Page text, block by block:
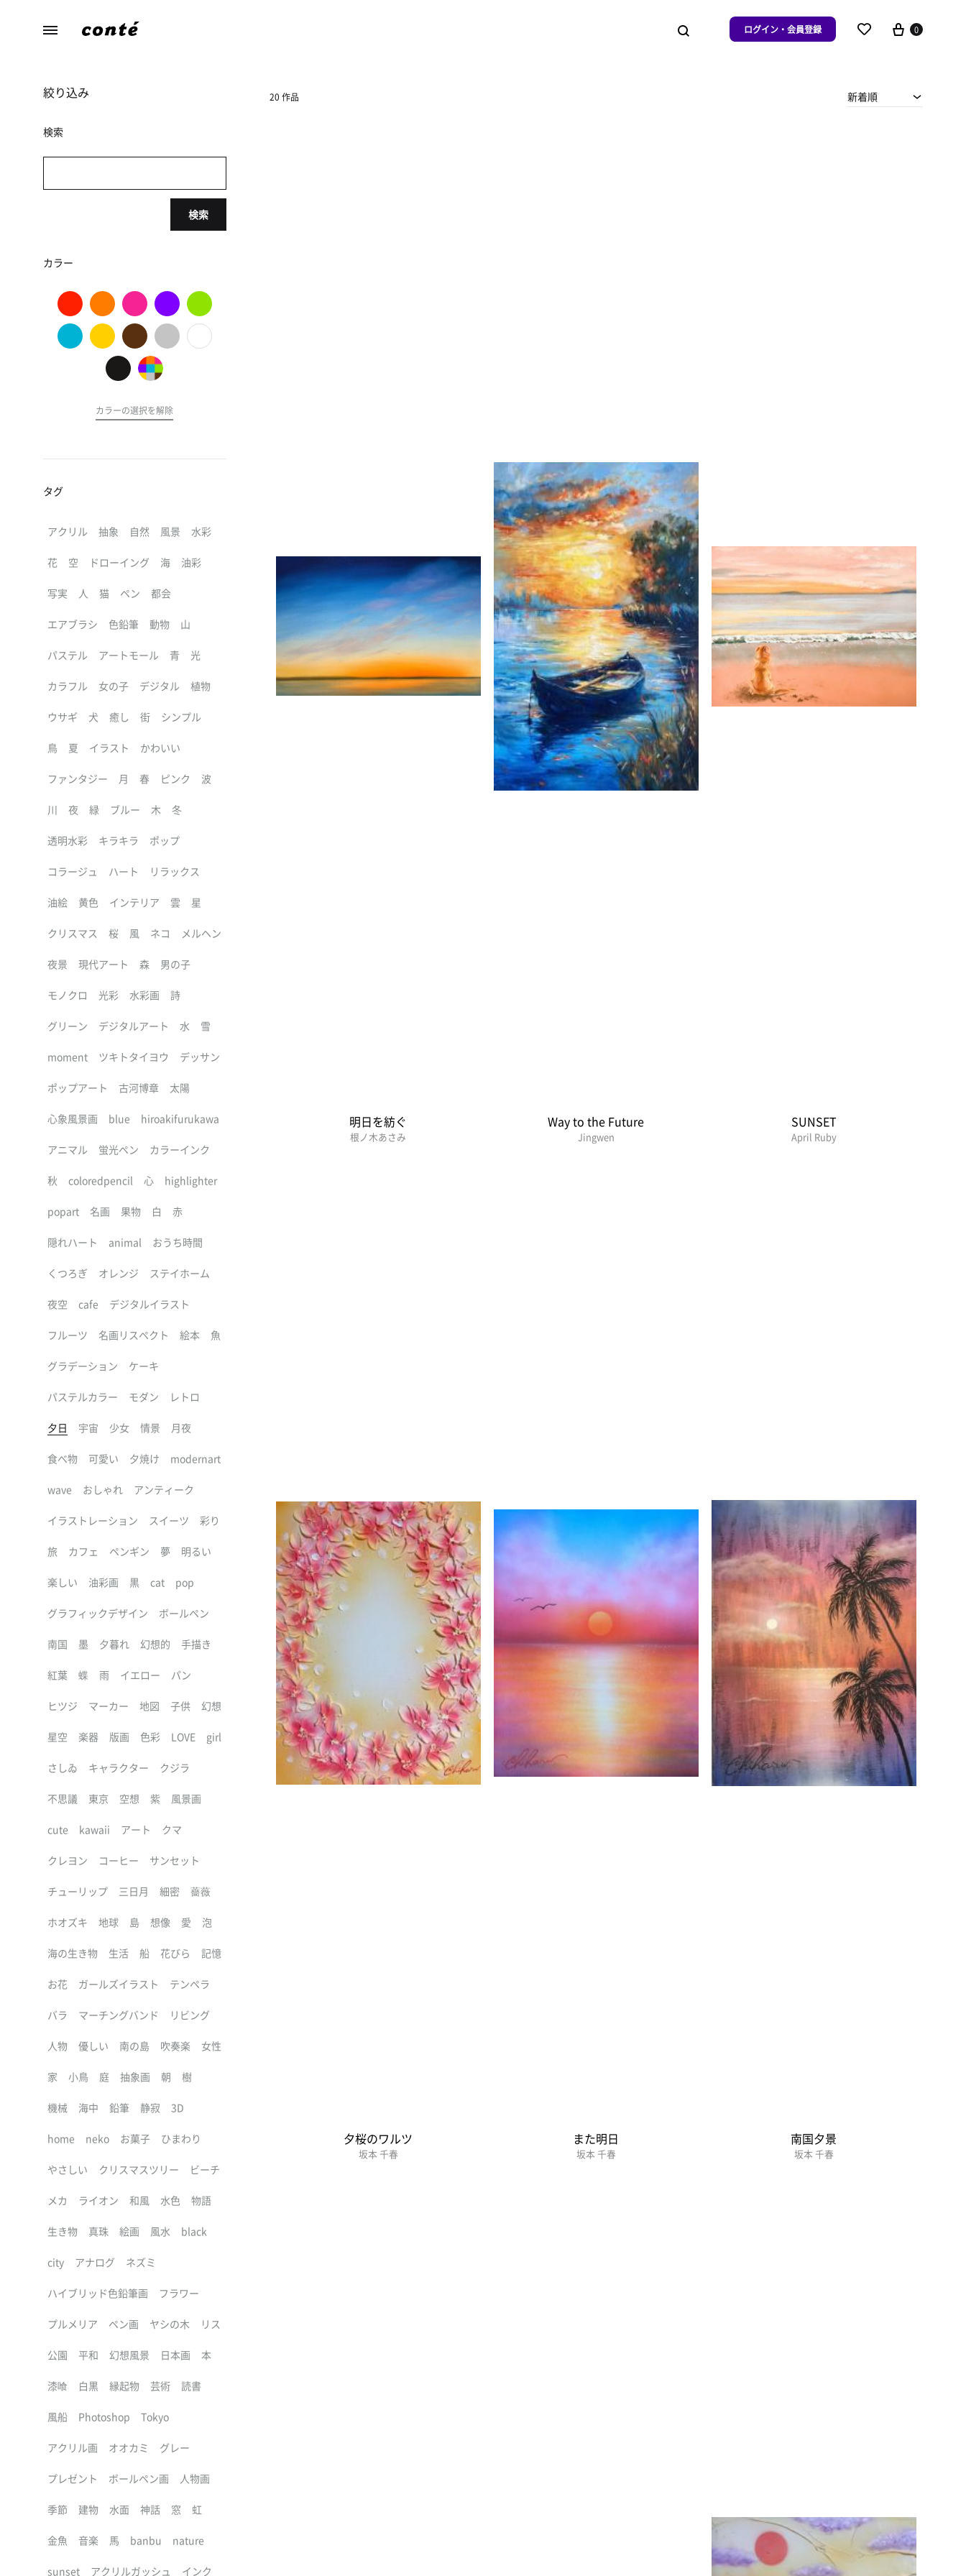
ら
た
の
ログイン・会員登録 0
20 作品 新着順
明日を紡ぐ
根ノ木あさみ
Way to the Future
Jingwen
SUNSET
April Ruby
夕桜のワルツ
坂本 千春
また明日
坂本 千春
南国夕景
坂本 千春
絞り込み
検索
検索
カラー
カラーの選択を解除
タグ
アクリル 抽象 自然 風景 水彩
花 空 ドローイング 海 油彩
写実 人 猫 ペン 都会
エアブラシ 色鉛筆 動物 山
パステル アートモール 青 光
カラフル 女の子 デジタル 植物
ウサギ 犬 癒し 街 シンプル
鳥 夏 イラスト かわいい
ファンタジー 月 春 ピンク 波
川 夜 緑 ブルー 木 冬
透明水彩 キラキラ ポップ
コラージュ ハート リラックス
油絵 黄色 インテリア 雲 星
クリスマス 桜 風 ネコ メルヘン
夜景 現代アート 森 男の子
モノクロ 光彩 水彩画 詩
グリーン デジタルアート 水 雪
moment ツキトタイヨウ デッサン
ポップアート 古河博章 太陽
心象風景画 blue hiroakifurukawa
アニマル 蛍光ペン カラーインク
秋 coloredpencil 心 highlighter
popart 名画 果物 白 赤
隠れハート animal おうち時間
くつろぎ オレンジ ステイホーム
夜空 cafe デジタルイラスト
フルーツ 名画リスペクト 絵本 魚
グラデーション ケーキ
パステルカラー モダン レトロ
夕日 宇宙 少女 情景 月夜
食べ物 可愛い 夕焼け modernart
wave おしゃれ アンティーク
イラストレーション スイーツ 彩り
旅 カフェ ペンギン 夢 明るい
楽しい 油彩画 黒 cat pop
グラフィックデザイン ボールペン
南国 墨 夕暮れ 幻想的 手描き
紅葉 蝶 雨 イエロー パン
ヒツジ マーカー 地図 子供 幻想
星空 楽器 版画 色彩 LOVE girl
さしゐ キャラクター クジラ
不思議 東京 空想 紫 風景画
cute kawaii アート クマ
クレヨン コーヒー サンセット
チューリップ 三日月 細密 薔薇
ホオズキ 地球 島 想像 愛 泡
海の生き物 生活 船 花びら 記憶
お花 ガールズイラスト テンペラ
バラ マーチングバンド リビング
人物 優しい 南の島 吹奏楽 女性
家 小鳥 庭 抽象画 朝 樹
機械 海中 鉛筆 静寂 3D
home neko お菓子 ひまわり
やさしい クリスマスツリー ビーチ
メカ ライオン 和風 水色 物語
生き物 真珠 絵画 風水 black
city アナログ ネズミ
ハイブリッド色鉛筆画 フラワー
プルメリア ペン画 ヤシの木 リス
公園 平和 幻想風景 日本画 本
漆喰 白黒 縁起物 芸術 読書
風船 Photoshop Tokyo
アクリル画 オオカミ グレー
プレゼント ボールペン画 人物画
季節 建物 水面 神話 窓 虹
金魚 音楽 馬 banbu nature
sunset アクリルガッシュ インク